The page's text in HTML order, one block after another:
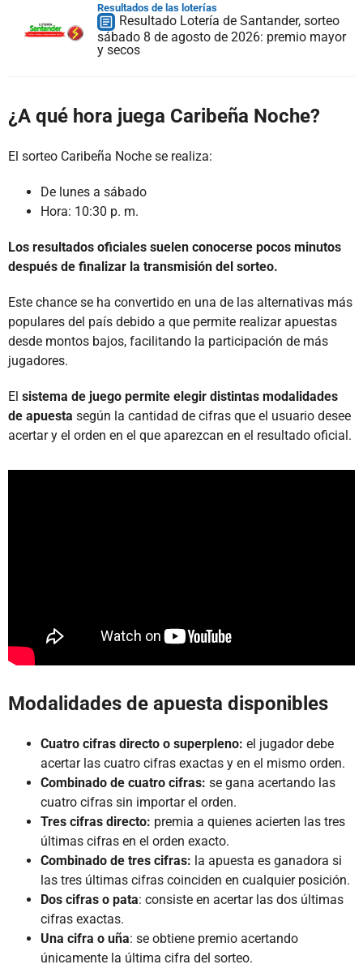
Resultados de las loterías
Resultado Lotería de Santander, sorteo
sábado 8 de agosto de 2026: premio mayor
y secos
¿A qué hora juega Caribeña Noche?
El sorteo Caribeña Noche se realiza:
De lunes a sábado
Hora: 10:30 p. m.
Los resultados oficiales suelen conocerse pocos minutos
después de finalizar la transmisión del sorteo.
Este chance se ha convertido en una de las alternativas más
populares del país debido a que permite realizar apuestas
desde montos bajos, facilitando la participación de más
jugadores.
El sistema de juego permite elegir distintas modalidades
de apuesta según la cantidad de cifras que el usuario desee
acertar y el orden en el que aparezcan en el resultado oficial.
Modalidades de apuesta disponibles
Cuatro cifras directo o superpleno: el jugador debe
acertar las cuatro cifras exactas y en el mismo orden.
Combinado de cuatro cifras: se gana acertando las
cuatro cifras sin importar el orden.
Tres cifras directo: premia a quienes acierten las tres
últimas cifras en el orden exacto.
Combinado de tres cifras: la apuesta es ganadora si
las tres últimas cifras coinciden en cualquier posición.
Dos cifras o pata: consiste en acertar las dos últimas
cifras exactas.
Una cifra o uña: se obtiene premio acertando
únicamente la última cifra del sorteo.